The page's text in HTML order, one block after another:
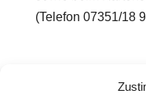
(Telefon 07351/18